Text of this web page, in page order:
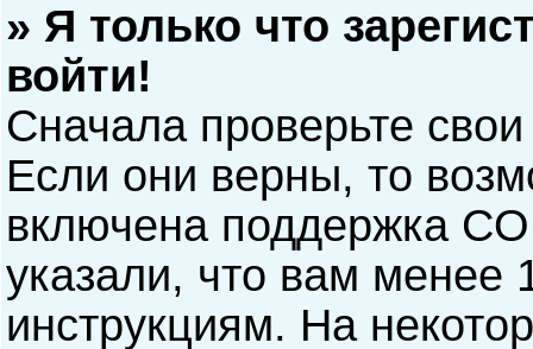
» Я только что
войти!
Сначала проверьте
Если они верны, то
включена поддержка
указали, что вам менее
инструкциям. На